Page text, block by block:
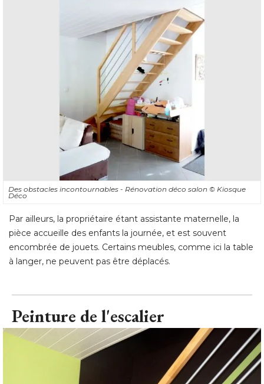
Des obstacles incontournables - Rénovation déco salon © Kiosque
Déco
Par ailleurs, la propriétaire étant assistante maternelle, la
pièce accueille des enfants la journée, et est souvent
encombrée de jouets. Certains meubles, comme ici la table
à langer, ne peuvent pas être déplacés.
Peinture de l'escalier